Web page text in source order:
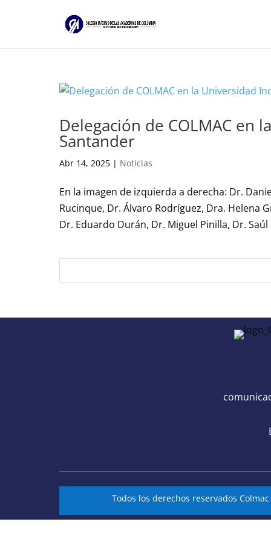
Delegación de COLMAC en
Santander
Abr 14, 2025 | Noticias
En la imagen de izquierda a derecha: Dr.
Rucinque, Dr. Álvaro Rodríguez, Dra. Helena
Dr. Eduardo Durán, Dr. Miguel Pinilla, Dr.
Todos los derechos reservados